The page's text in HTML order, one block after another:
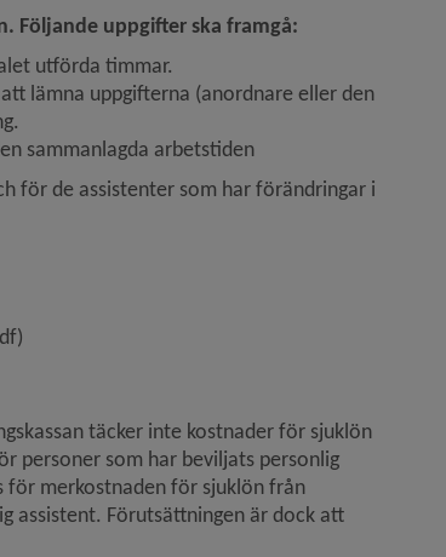
Följande uppgifter ska framgå:
utförda timmar.
lämna uppgifterna (anordnare eller den
sammanlagda arbetstiden
för de assistenter som har förändringar i
fönster.
i nytt fönster.
täcker inte kostnader för sjuklön
personer som har beviljats personlig
för merkostnaden för sjuklön från
assistent. Förutsättningen är dock att